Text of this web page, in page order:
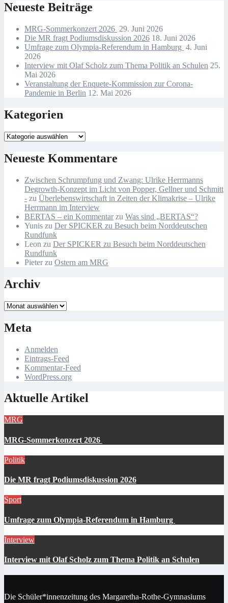
Neueste Beiträge
MRG-Sommerkonzert 2026 29. Juni 2026
Die MR fragt Podiumsdiskussion 2026 18. Juni 2026
Umfrage zum Olympia-Referendum in Hamburg 4. Juni
2026
Interview mit Olaf Scholz zum Thema Politik an Schulen 25.
Mai 2026
Veranstaltung der Enquete-Kommission zur Corona-
Pandemie in Berlin 12. Mai 2026
Kategorien
Kategorien
Neueste Kommentare
Zwischen Schrumpfung und Zwang: Ulrike Herrmanns
Degrowth-Konzept im Licht von Popper, Gellner und Schmitt
- zu Überlebenswirtschaft in Zeiten der Klimakrise – Ulrike
Herrmann im Interview
BERTAS – ein Kommentarzu Was sind „BERTAS“?
Yunis zu Der SPICKER zu Besuch beim Norddeutschen
Rundfunk
Leon zu Der SPICKER zu Besuch beim Norddeutschen
Rundfunk
Pieterzu Ostern am MRG
Archiv
Archiv
Meta
Anmelden
Eintrags-Feed
Kommentar-Feed
WordPress.org
Aktuelle Artikel
MRG
MRG-Sommerkonzert 2026
Politik
Die MR fragt Podiumsdiskussion 2026
Sport
Umfrage zum Olympia-Referendum in Hamburg
Interview
Interview mit Olaf Scholz zum Thema Politik an Schulen
Die Schüler*innenzeitung des Margaretha-Rothe-Gymnasiums